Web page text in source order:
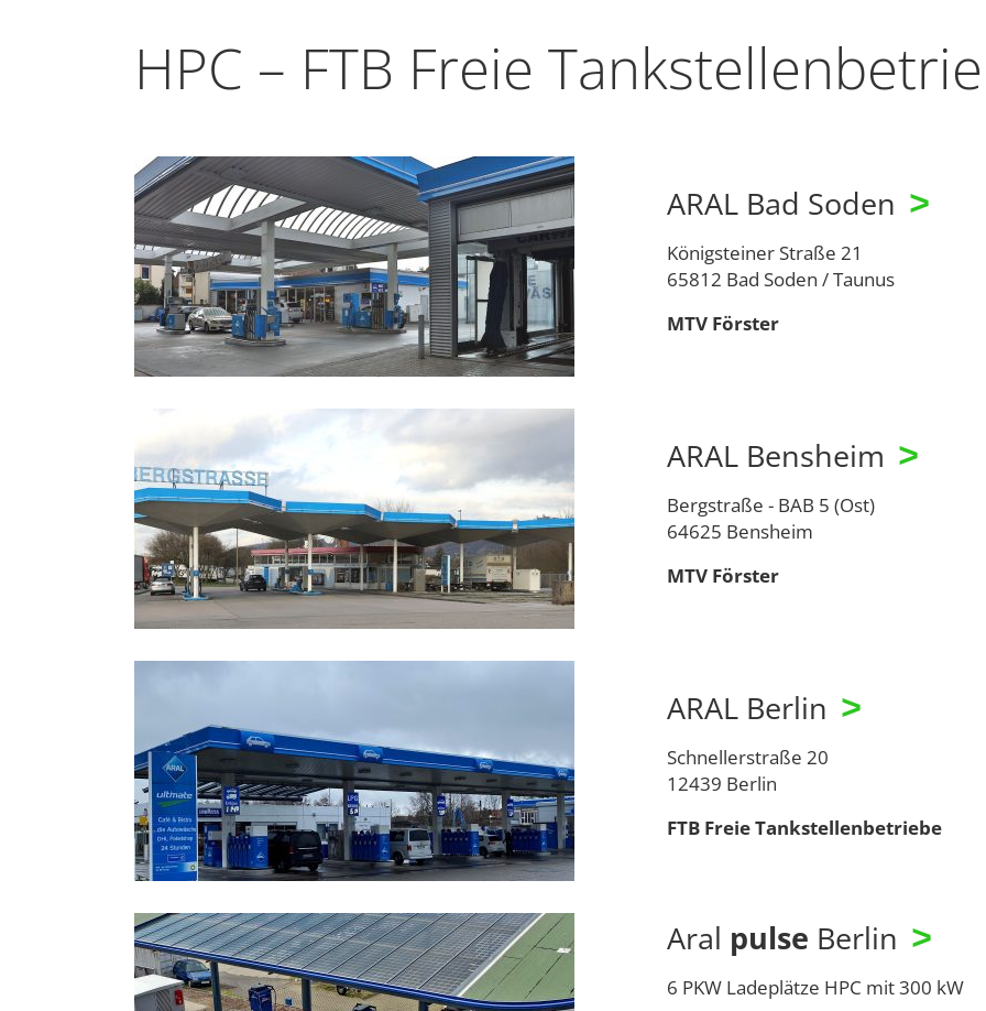
HPC – FTB Freie
ARAL Bad Soden >
Königsteiner Straße 21
65812 Bad Soden / Taunus
MTV Förster
ARAL Bensheim >
Bergstraße - BAB 5 (Ost)
64625 Bensheim
MTV Förster
ARAL Berlin >
Schnellerstraße 20
12439 Berlin
FTB Freie Tankstellenbetriebe
Aral pulse Berlin >
6 PKW Ladeplätze HPC mit 300 kW